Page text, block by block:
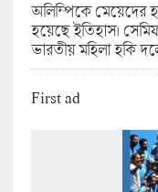
অলিম্পিকে মেয়েদের
হয়েছে ইতিহাস।
ভারতীয় মহিলা হকি
First ad